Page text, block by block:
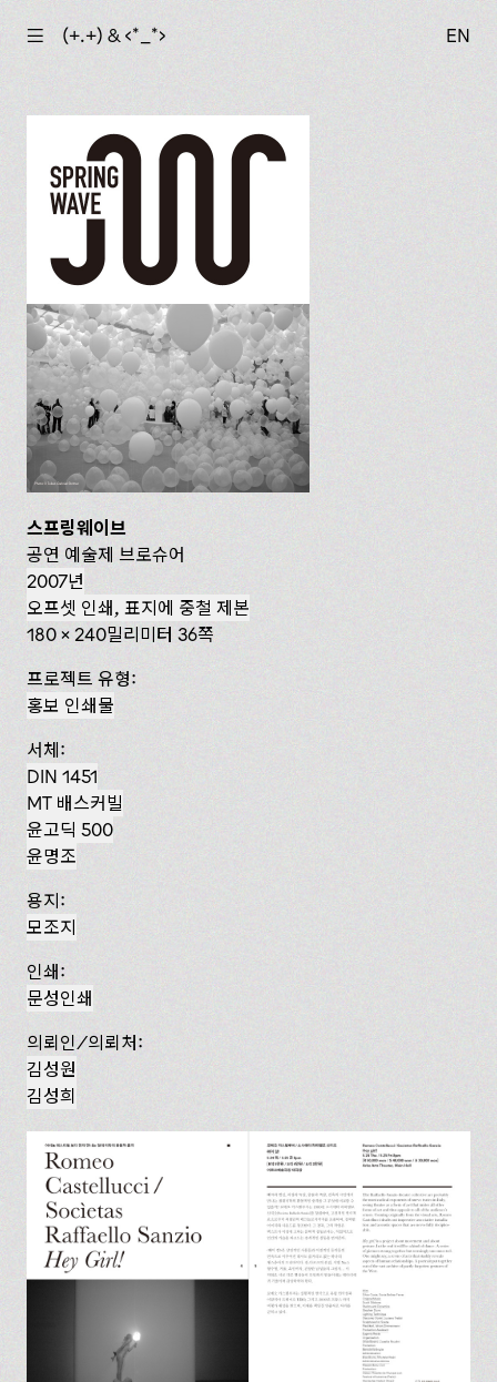
☰ (+.+) & ‹*_*› EN
스프링웨이브
공연 예술제 브로슈어
2007년
오프셋 인쇄, 표지에 중철 제본
180 x 240밀리미터 36쪽
프로젝트 유형:
홍보 인쇄물
서체:
DIN 1451
MT 배스커빌
윤고딕 500
윤명조
용지:
모조지
인쇄:
문성인쇄
의뢰인/의뢰처:
김성원
김성희